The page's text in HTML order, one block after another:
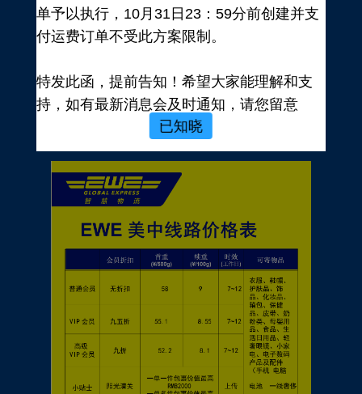
登录
注册新手有礼
价格表
单予以执行，10月31日23：59分前创建并支
付运费订单不受此方案限制。
特发此函，提前告知！希望大家能理解和支
持，如有最新消息会及时通知，请您留意
EWE转运官网公告，再次感谢您的配合与支
持！
EWE US EXPRESS INC.
2023年10月19日
已知晓